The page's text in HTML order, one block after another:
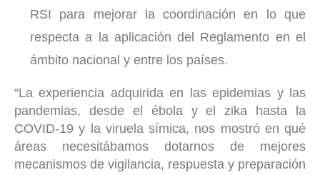
RSI para mejorar la coordinación en lo que
respecta a la aplicación del Reglamento en el
ámbito nacional y entre los países.
“La experiencia adquirida en las epidemias y las
pandemias, desde el ébola y el zika hasta la
COVID-19 y la viruela símica, nos mostró en qué
áreas necesitábamos dotarnos de mejores
mecanismos de vigilancia, respuesta y preparación